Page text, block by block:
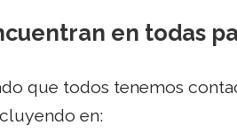
en todas
que todos tenemos
en: